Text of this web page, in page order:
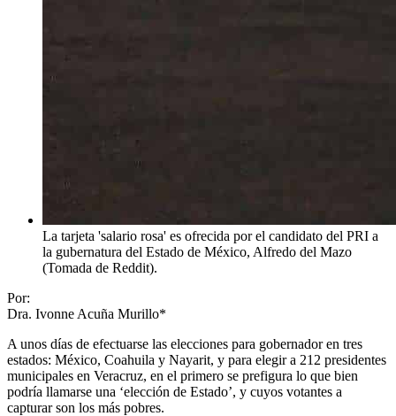
La tarjeta 'salario rosa' es ofrecida por el candidato del PRI a
la gubernatura del Estado de México, Alfredo del Mazo
(Tomada de Reddit).
Por:
Dra. Ivonne Acuña Murillo*
A unos días de efectuarse las elecciones para gobernador en tres
estados: México, Coahuila y Nayarit, y para elegir a 212 presidentes
municipales en Veracruz, en el primero se prefigura lo que bien
podría llamarse una ‘elección de Estado’, y cuyos votantes a
capturar son los más pobres.